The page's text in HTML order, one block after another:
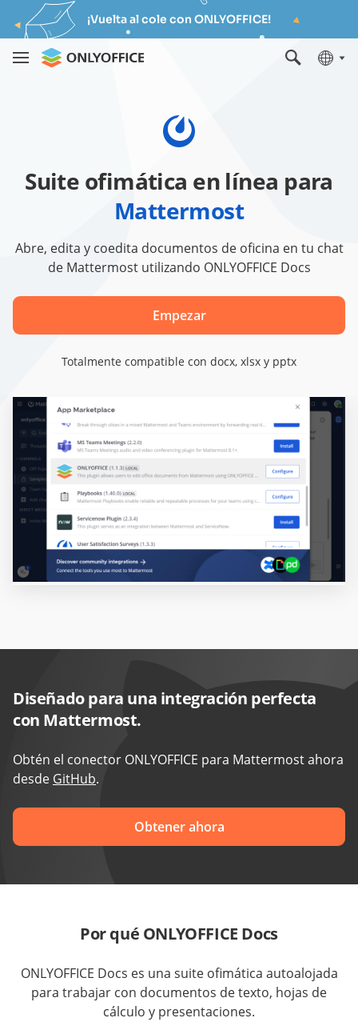
¡Vuelta al cole con ONLYOFFICE!
Suite ofimática en línea para
Mattermost
Abre, edita y coedita documentos de oficina en tu chat
de Mattermost utilizando ONLYOFFICE Docs
Empezar
Totalmente compatible con docx, xlsx y pptx
Diseñado para una integración perfecta
con Mattermost.
Obtén el conector ONLYOFFICE para Mattermost ahora
desde GitHub.
Obtener ahora
Por qué ONLYOFFICE Docs
ONLYOFFICE Docs es una suite ofimática autoalojada
para trabajar con documentos de texto, hojas de
cálculo y presentaciones.